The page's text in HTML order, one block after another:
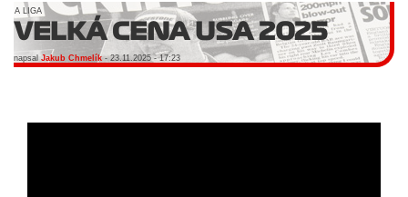
A LIGA
VELKÁ CENA USA 2025
napsal Jakub Chmelík- 23.11.2025 - 17:23